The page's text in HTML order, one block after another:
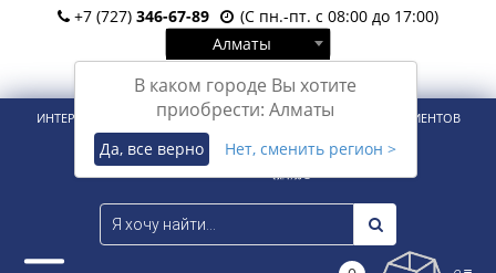
+7 (727) 346-67-89
(С пн.-пт. с 08:00 до 17:00)
Алматы
В каком городе Вы хотите
приобрести: Алматы
Да, все верно Нет, сменить регион >
Вход Регистрация
ИНТЕРНЕТ-МАГАЗИН ДЛЯ РОЗНИЧНЫХ И КОРПОРАТИВНЫХ КЛИЕНТОВ